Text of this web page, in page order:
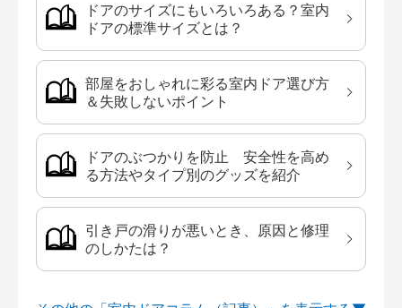
ドアのサイズにもいろいろある？室内
ドアの標準サイズとは？
部屋をおしゃれに彩る室内ドア選び方
＆失敗しないポイント
ドアのぶつかりを防止 安全性を高め
る方法やタイプ別のグッズを紹介
引き戸の滑りが悪いとき、原因と修理
のしかたは？